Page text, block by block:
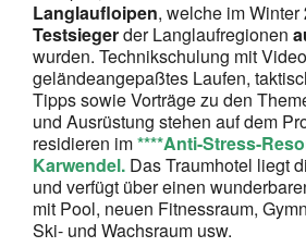
Langlaufloipen, welche im Winter
Testsiegerder Langlaufregionen
wurden. Technikschulung mit
geländeangepaßtes Laufen,
Tipps sowie Vorträge zu den
und Ausrüstung stehen auf dem
residieren im****Anti-Stress-
Karwendel. Das Traumhotel liegt
und verfügt über einen
mit Pool, neuen Fitnessraum,
Ski- und Wachsraum usw.